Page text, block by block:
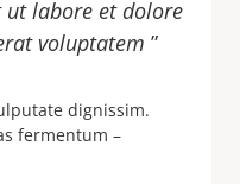
labore et dolore
voluptatem ”
dignissim.
fermentum –